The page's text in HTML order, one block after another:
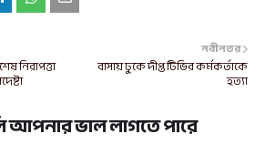
নবীনতর
বাসায় ঢুকে দীপ্ত টিভির কর্মকর্তাকে
হত্যা
নিরাপত্তা
ভাল লাগতে পারে